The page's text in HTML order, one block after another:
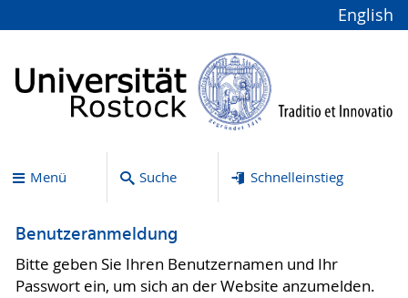
English
Menü Suche Schnelleinstieg
Benutzeranmeldung
Bitte geben Sie Ihren Benutzernamen und Ihr
Passwort ein, um sich an der Website anzumelden.